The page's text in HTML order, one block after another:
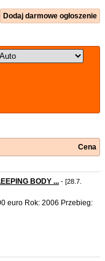
Dodaj darmowe ogłoszenie
Cena
BODY ... - [28.7.
euro Rok: 2006 Przebieg: